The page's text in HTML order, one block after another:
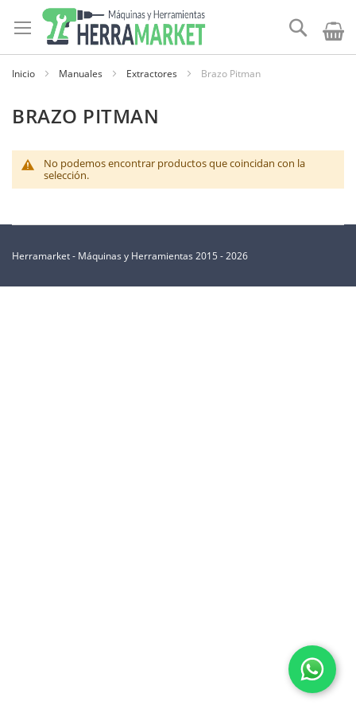
al
contenido
Buscar
Inicio Manuales Extractores Brazo Pitman
BRAZO PITMAN
No podemos encontrar productos que coincidan con la
selección.
Herramarket - Máquinas y Herramientas 2015 - 2026